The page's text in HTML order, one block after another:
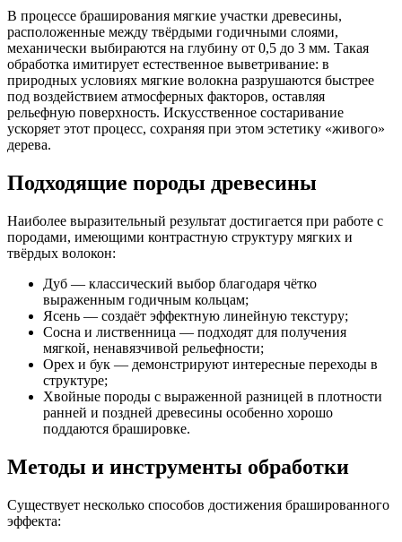
В процессе браширования мягкие участки древесины,
расположенные между твёрдыми годичными слоями,
механически выбираются на глубину от 0,5 до 3 мм. Такая
обработка имитирует естественное выветривание: в
природных условиях мягкие волокна разрушаются быстрее
под воздействием атмосферных факторов, оставляя
рельефную поверхность. Искусственное состаривание
ускоряет этот процесс, сохраняя при этом эстетику «живого»
дерева.
Подходящие породы древесины
Наиболее выразительный результат достигается при работе с
породами, имеющими контрастную структуру мягких и
твёрдых волокон:
Дуб — классический выбор благодаря чётко
выраженным годичным кольцам;
Ясень — создаёт эффектную линейную текстуру;
Сосна и лиственница — подходят для получения
мягкой, ненавязчивой рельефности;
Орех и бук — демонстрируют интересные переходы в
структуре;
Хвойные породы с выраженной разницей в плотности
ранней и поздней древесины особенно хорошо
поддаются брашировке.
Методы и инструменты обработки
Существует несколько способов достижения брашированного
эффекта: